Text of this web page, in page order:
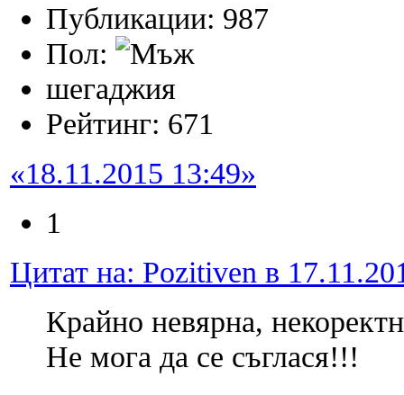
Публикации: 987
Пол:
шегаджия
Рейтинг: 671
«18.11.2015 13:49»
1
Цитат на: Pozitiven в
Крайно невярна,
Не мога да се съглася!!!